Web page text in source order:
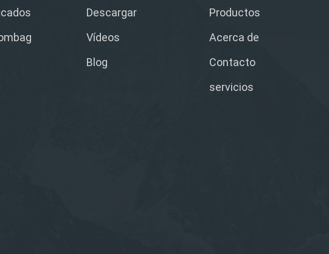
Descargar
Vídeos
Blog
Productos
Acerca de
Contacto
servicios